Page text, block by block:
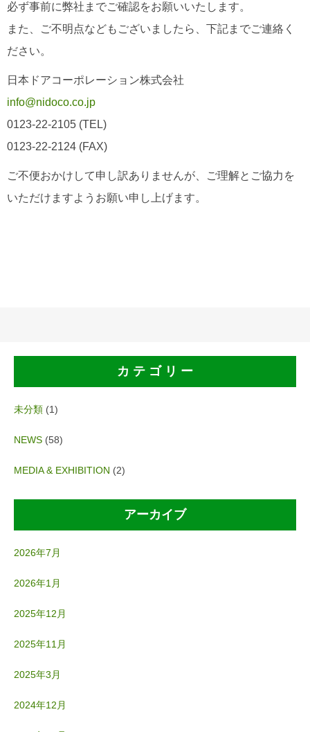
必ず事前に弊社までご確認をお願いいたします。
また、ご不明点などもございましたら、下記までご連絡く
ださい。
日本ドアコーポレーション株式会社
info@nidoco.co.jp
0123-22-2105 (TEL)
0123-22-2124 (FAX)
ご不便おかけして申し訳ありませんが、ご理解とご協力を
いただけますようお願い申し上げます。
カ テ ゴ リ ー
未分類 (1)
NEWS (58)
MEDIA & EXHIBITION (2)
アーカイブ
2026年7月
2026年1月
2025年12月
2025年11月
2025年3月
2024年12月